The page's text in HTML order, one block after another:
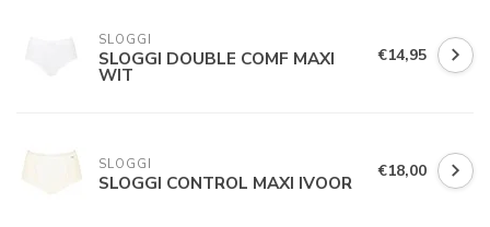
SLOGGI
SLOGGI DOUBLE COMF MAXI
WIT
€14,95
SLOGGI
SLOGGI CONTROL MAXI IVOOR €18,00